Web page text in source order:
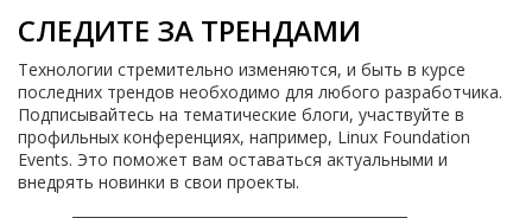
СЛЕДИТЕ ЗА ТРЕНДАМИ
Технологии стремительно изменяются, и быть в курсе
последних трендов необходимо для любого разработчика.
Подписывайтесь на тематические блоги, участвуйте в
профильных конференциях, например, Linux Foundation
Events. Это поможет вам оставаться актуальными и
внедрять новинки в свои проекты.